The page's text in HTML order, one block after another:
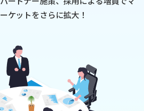
ーケットをさらに拡大！